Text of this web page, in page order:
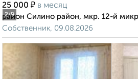
2/9
25 000 ₽ в месяц
район Силино район, мкр. 12-й
Собственник, 09.08.2026